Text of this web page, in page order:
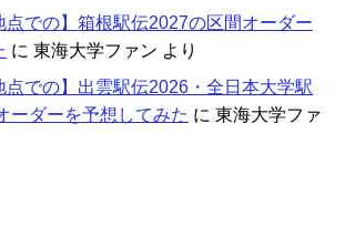
点での】箱根駅伝2027の区間オーダー
に 東海大学ファン より
点での】出雲駅伝2026・全日本大学駅
ーダーを予想してみた に 東海大学ファ